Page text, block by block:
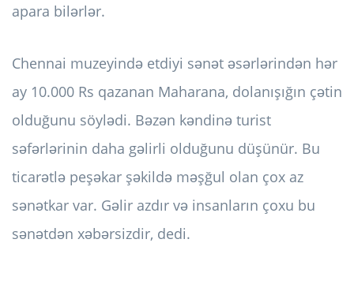
apara bilərlər.
Chennai muzeyində etdiyi sənət əsərlərindən hər
ay 10.000 Rs qazanan Maharana, dolanışığın çətin
olduğunu söylədi. Bəzən kəndinə turist
səfərlərinin daha gəlirli olduğunu düşünür. Bu
ticarətlə peşəkar şəkildə məşğul olan çox az
sənətkar var. Gəlir azdır və insanların çoxu bu
sənətdən xəbərsizdir, dedi.